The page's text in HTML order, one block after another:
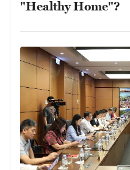
"Healthy Home"?